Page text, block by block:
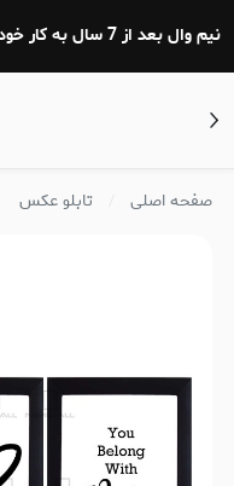
نیم وال بعد از 7 سال به کار خودش پایان داد به امید شروع به کار مجدد : )
صفحه اصلی تابلو عکس